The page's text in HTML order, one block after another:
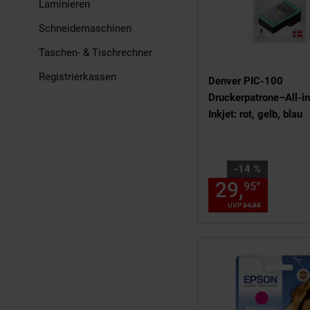
Laminieren
Schneidemaschinen
Taschen- & Tischrechner
Registrierkassen
Denver PIC-100
Druckerpatrone–All-
Inkjet: rot, gelb, blau
-14 %
Sie Sparen 14 Prozent,
UVP34,95
29,95*